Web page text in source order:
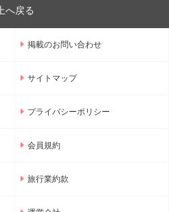
上へ戻る
掲載のお問い合わせ
サイトマップ
プライバシーポリシー
会員規約
旅行業約款